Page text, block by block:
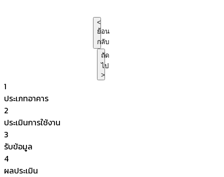
<
ย้อน
กลับ
ถัด
ไป
>
1
ประเภทอาคาร
2
ประเมินการใช้งาน
3
รับข้อมูล
4
ผลประเมิน